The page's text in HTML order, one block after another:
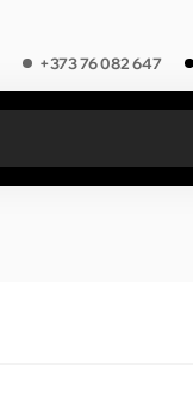
+373 76 082 647